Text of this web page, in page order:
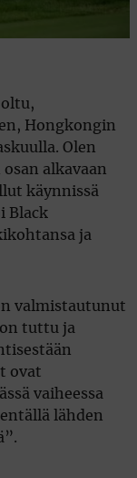
oltu,
Hongkongin
Olen
alkavaan
käynnissä
Black
ja
valmistautunut
tuttu ja
ovat
vaiheessa
lähden